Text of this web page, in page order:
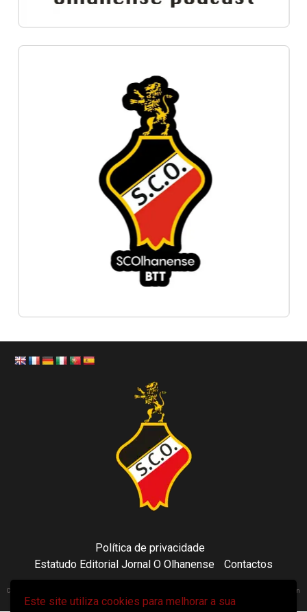
Este site utiliza cookies para melhorar a sua
Política de privacidade
Estatudo Editorial Jornal O Olhanense
Contactos
Copyright 2021 © Sporting Clube Olhanense - All rights reserved | Adapted by Tecni24.com | Hosted on
ToonsDomain.com |Newspherepor AF themes.